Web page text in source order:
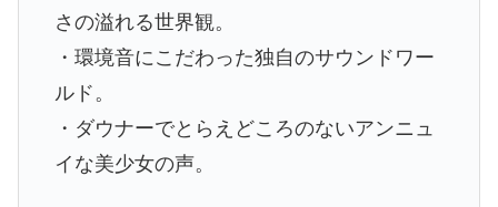
さの溢れる世界観。
・環境音にこだわった独自のサウンドワー
ルド。
・ダウナーでとらえどころのないアンニュ
イな美少女の声。